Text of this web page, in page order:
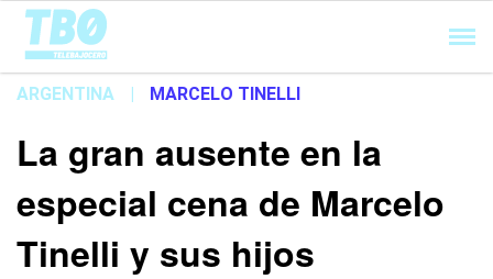
Cargando...
ARGENTINA | MARCELO TINELLI
La gran ausente en la
especial cena de Marcelo
Tinelli y sus hijos